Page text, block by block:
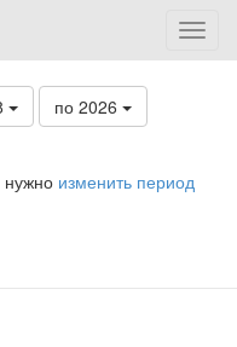
по 2026
нужно изменить период